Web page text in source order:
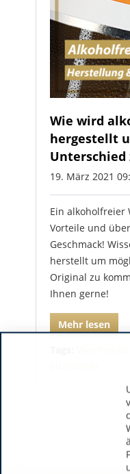
Wie wird
hergestellt
Unterschied
19. März 2021
Ein alkoholfreier
Vorteile und
Geschmack!
herstellt um
Original zu
Ihnen gerne!
Mehr lesen